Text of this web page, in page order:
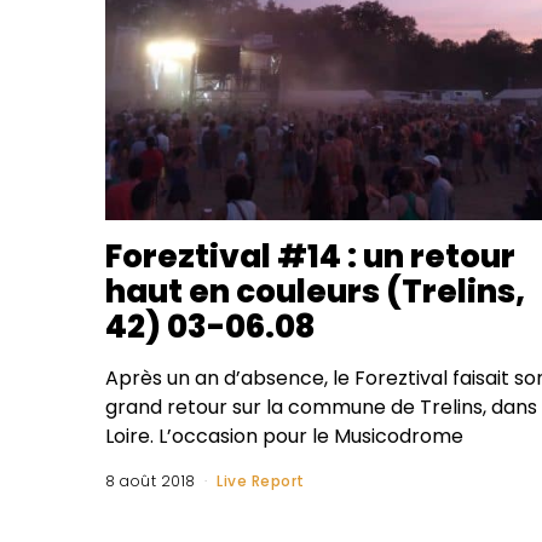
Foreztival #14 : un retour
haut en couleurs (Trelins,
42) 03-06.08
Après un an d’absence, le Foreztival faisait
grand retour sur la commune de Trelins, dans
Loire. L’occasion pour le Musicodrome
8 août 2018 Live Report